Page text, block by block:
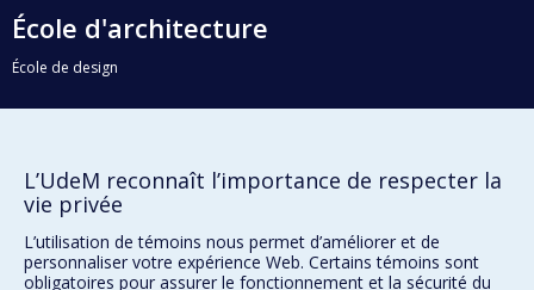
techniques et fonctionnelles appliquées à des
bâtiments solaires passifs et à des projets
d’envergure en Asie, Afrique et Amérique du Nord. Sa
classification des systèmes constructifs industrialisés
École d'architecture
École de design
École d'urbanisme et d'architecture de paysage
Faculté de l'aménagement
Plan du site
Accessibilité
L’UdeM reconnaît l’importance de respecter la
vie privée
L’utilisation de témoins nous permet d’améliorer et de
personnaliser votre expérience Web. Certains témoins sont
obligatoires pour assurer le fonctionnement et la sécurité du